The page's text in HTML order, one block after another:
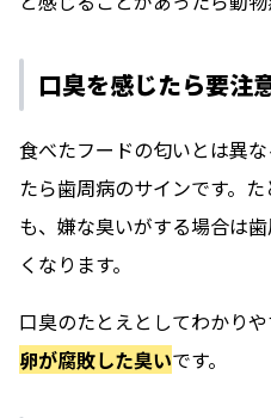
口臭を感じたら要注
食べたフードの匂いとは異
たら歯周病のサインです。
も、嫌な臭いがする場合は
くなります。
口臭のたとえとしてわかりや
卵が腐敗した臭いです。